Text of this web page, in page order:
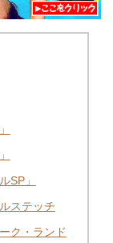
SP」
ステッチ
ク・ランド